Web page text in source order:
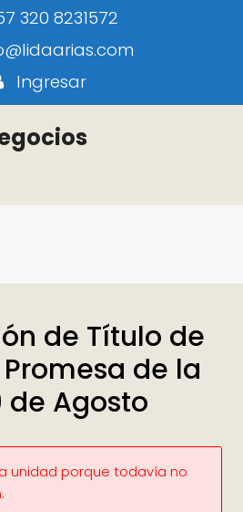
320 8231572
Ingresar
de Título de
de la
de Agosto
unidad porque todavía no